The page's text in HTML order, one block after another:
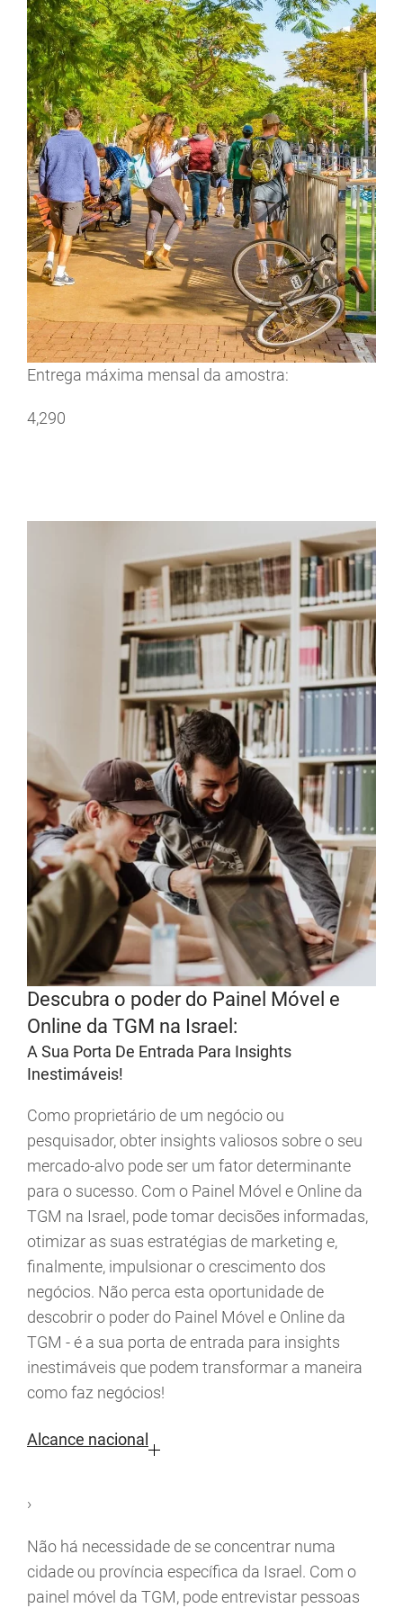
Entrega máxima mensal da amostra:
4,290
Descubra o poder do Painel Móvel e
Online da TGM na Israel:
A Sua Porta De Entrada Para Insights
Inestimáveis!
Como proprietário de um negócio ou
pesquisador, obter insights valiosos sobre o seu
mercado-alvo pode ser um fator determinante
para o sucesso. Com o Painel Móvel e Online da
TGM na Israel, pode tomar decisões informadas,
otimizar as suas estratégias de marketing e,
finalmente, impulsionar o crescimento dos
negócios. Não perca esta oportunidade de
descobrir o poder do Painel Móvel e Online da
TGM - é a sua porta de entrada para insights
inestimáveis que podem transformar a maneira
como faz negócios!
Alcance nacional
›
Não há necessidade de se concentrar numa
cidade ou província específica da Israel. Com o
painel móvel da TGM, pode entrevistar pessoas